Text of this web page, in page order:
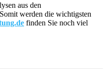
aus den
werden die wichtigsten
finden Sie noch viel